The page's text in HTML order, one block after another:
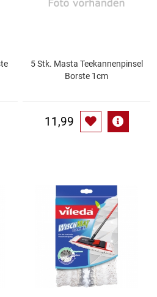
5 Stk. Masta Teekannenpinsel
Borste 1cm
11,99